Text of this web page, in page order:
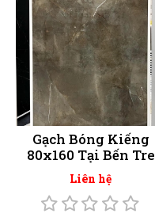
Gạch Bóng Kiếng
80x160 Tại Bến Tre
Liên hệ